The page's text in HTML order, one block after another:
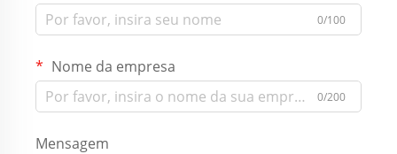
0/100
Nome da empresa
0/200
Mensagem